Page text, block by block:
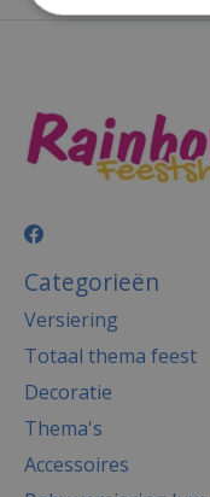
Categorieën
Versiering
Totaal thema feest
Decoratie
Thema's
Accessoires